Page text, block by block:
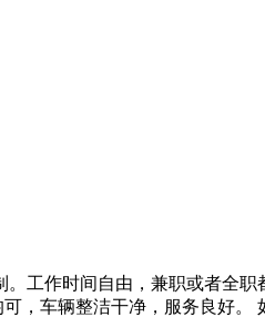
工作时间自由，兼职或者全职
，车辆整洁干净，服务良好。